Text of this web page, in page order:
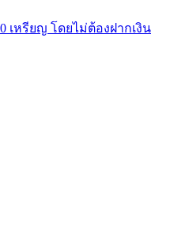
หรียญ โดยไม่ต้องฝากเงิน